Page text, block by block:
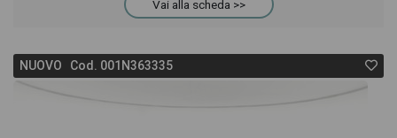
GLC 300 de phev amg premium 4matic auto
Vai alla scheda >>
NUOVO Cod. 001N363335